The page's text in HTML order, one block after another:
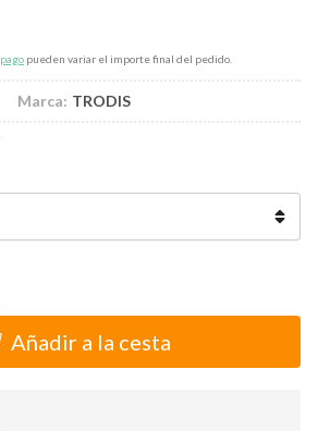
pago pueden variar el importe final del pedido.
Marca: TRODIS
Añadir a la cesta